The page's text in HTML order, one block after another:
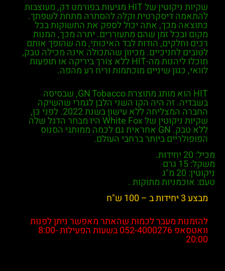
שקיות ניקוטין של HIT מגיעות בפורמט דק, מעוצבות
להתאמה דיסקרטית וקלה להסתרה מתחת לשפתך.
כתוצאה מכך, אתה יכול לספק את התשוקות בכל
מקום ובכל זמן שהם מתעוררים. יתרה מכך, המנות
רכים וחלקים, הודות לבד האיכותי, מה שהופך אותם
לטובים לחניכיים. מכיוון שהתכולה אינה מכילה טבק,
תוכלו ליהנות מה-HIT ללא צורך ביריקה או תופעות
לוואי, כגון שיניים מוכתמות וריח רע מהפה.
HIT הוא מותג מתוצרת GN Tobacco, שבסיסה
בשבדיה. זה היה הקו השני הלבן לגמרי שהשיקה
החברה המצליחה ללא עישון בשנת 2022. לפני כן,
שקיות ניקוטין של White Fox היו מבחר הדגל שלה
ללא טבק. GN אחראית גם לכמה ממותגי הסנוס
הפופולריים ביותר ברחבי העולם.
מכיל: 20 יחידות.
משקל: 15 גרם
ניקוטין: 20 מ"ג
טעם: אוכמניות מתוקות .
מבצע 3 יחידות ב – 100 ש"ח
להזמנות מעבר לכמות שהאתר מאפשר ניתן לפנות
וואטסאפ 052-4000276 בשעות הפעילות 8:00-
20:00